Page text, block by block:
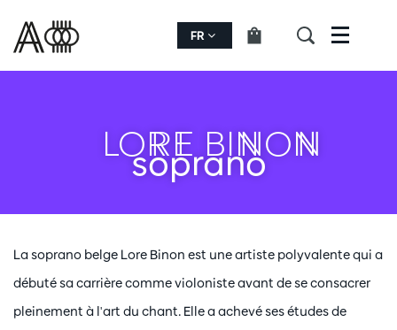
FR Menu
LORE BINON
soprano
La soprano belge Lore Binon est une artiste polyvalente qui a
débuté sa carrière comme violoniste avant de se consacrer
pleinement à l'art du chant. Elle a achevé ses études de